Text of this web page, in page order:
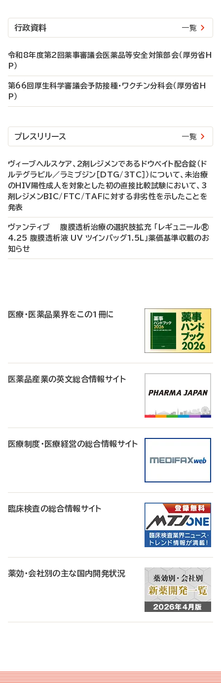
行政資料 一覧
令和8年度第2回薬事審議会医薬品等安全対策部会（厚労省H
P）
第66回厚生科学審議会予防接種・ワクチン分科会（厚労省H
P）
プレスリリース 一覧
ヴィーブヘルスケア、2剤レジメンであるドウベイト配合錠（ド
ルテグラビル／ラミブジン［DTG/3TC］）について、未治療
のHIV陽性成人を対象とした初の直接比較試験において、3
剤レジメンBIC/FTC/TAFに対する非劣性を示したことを
発表
ヴァンティブ 腹膜透析治療の選択肢拡充 「レギュニール®
4.25 腹膜透析液 UV ツインバッグ1.5L」薬価基準収載のお
知らせ
医療・医薬品業界をこの1冊に
医薬品産業の英文総合情報サイト
医療制度・医療経営の総合情報サイト
臨床検査の総合情報サイト
薬効・会社別の主な国内開発状況